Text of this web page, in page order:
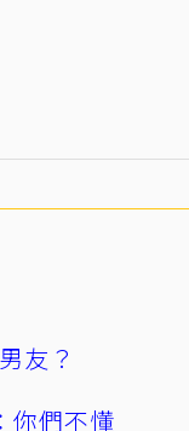
友？
你們不懂